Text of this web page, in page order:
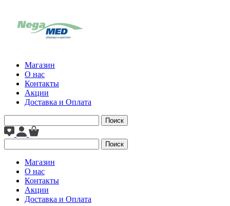
Магазин
О нас
Контакты
Акции
Доставка и Оплата
Поиск
Поиск
Магазин
О нас
Контакты
Акции
Доставка и Оплата